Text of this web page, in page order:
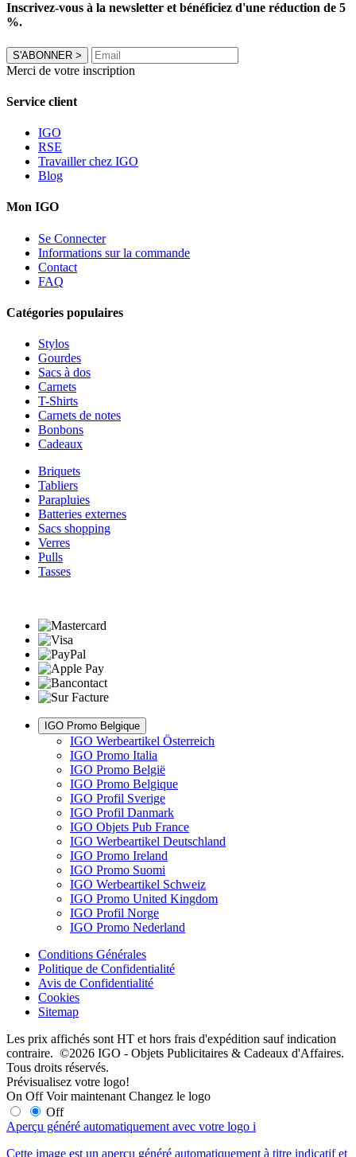
Inscrivez-vous à la newsletter et bénéficiez d'une réduction de 5
%.
S'ABONNER >
Merci de votre inscription
Service client
IGO
RSE
Travailler chez IGO
Blog
Mon IGO
Se Connecter
Informations sur la commande
Contact
FAQ
Catégories populaires
Stylos
Gourdes
Sacs à dos
Carnets
T-Shirts
Carnets de notes
Bonbons
Cadeaux
Briquets
Tabliers
Parapluies
Batteries externes
Sacs shopping
Verres
Pulls
Tasses
IGO Promo Belgique
IGO Werbeartikel Österreich
IGO Promo Italia
IGO Promo België
IGO Promo Belgique
IGO Profil Sverige
IGO Profil Danmark
IGO Objets Pub France
IGO Werbeartikel Deutschland
IGO Promo Ireland
IGO Promo Suomi
IGO Werbeartikel Schweiz
IGO Promo United Kingdom
IGO Profil Norge
IGO Promo Nederland
Conditions Générales
Politique de Confidentialité
Avis de Confidentialité
Cookies
Sitemap
Les prix affichés sont HT et hors frais d'expédition sauf indication
contraire. ©2026 IGO - Objets Publicitaires & Cadeaux d'Affaires.
Tous droits réservés.
Prévisualisez votre logo!
On Off Voir maintenant Changez le logo
Off
Aperçu généré automatiquement avec votre logo i
Cette image est un aperçu généré automatiquement à titre indicatif et